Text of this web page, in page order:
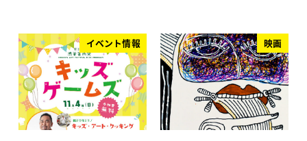
イベント情報 映画